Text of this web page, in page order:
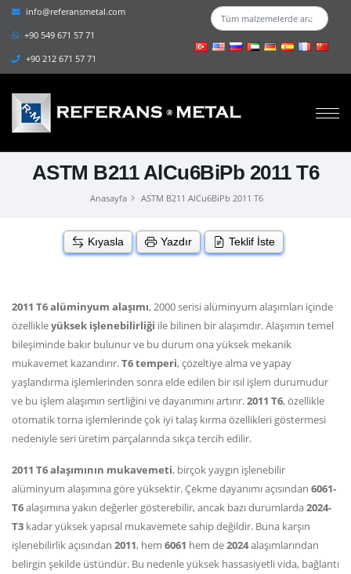
info@referansmetal.com
+90 549 671 57 71
+90 212 671 57 71
ASTM B211 AlCu6BiPb 2011 T6
Anasayfa ASTM B211 AlCu6BiPb 2011 T6
Kıyasla Yazdır Teklif İste
2011 T6 alüminyum alaşımı, 2000 serisi alüminyum alaşımları içinde
özellikleyüksek işlenebilirliği ile bilinen bir alaşımdır. Alaşımın temel
bileşiminde bakır bulunur ve bu durum ona yüksek mekanik
mukavemet kazandırır.T6 temperi, çözeltiye alma ve yapay
yaşlandırma işlemlerinden sonra elde edilen bir ısıl işlem durumudur
ve bu işlem alaşımın sertliğini ve dayanımını artırır.2011 T6, özellikle
otomatik torna işlemlerinde çok iyi talaş kırma özellikleri göstermesi
nedeniyle seri üretim parçalarında sıkça tercih edilir.
2011 T6 alaşımının mukavemeti, birçok yaygın işlenebilir
alüminyum alaşımına göre yüksektir. Çekme dayanımı açısından 6061-
T6alaşımına yakın değerler gösterebilir, ancak bazı durumlarda2024-
T3 kadar yüksek yapısal mukavemete sahip değildir. Buna karşın
işlenebilirlik açısından 2011, hem 6061 hem de2024alaşımlarından
belirgin şekilde üstündür. Bu nedenle yüksek hassasiyetli vida, bağlantı